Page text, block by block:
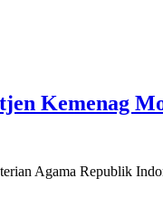
Kemenag
Agama Republik